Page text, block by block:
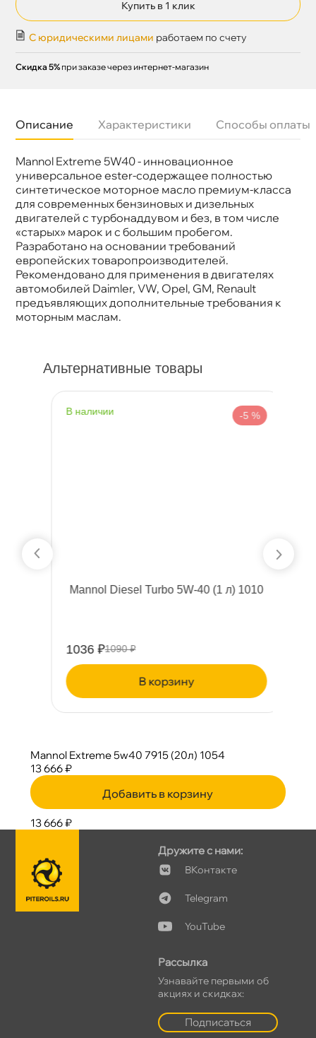
Купить в 1 клик
С юридическими лицами работаем по счету
Скидка 5% при заказе через интернет-магазин
Описание Характеристики Способы оплаты
Mannol Extreme 5W40 - инновационное
универсальное ester-содержащее полностью
синтетическое моторное масло премиум-класса
для современных бензиновых и дизельных
двигателей с турбонаддувом и без, в том числе
«старых» марок и с большим пробегом.
Разработано на основании требований
европейских товаропроизводителей.
Рекомендовано для применения в двигателях
автомобилей Daimler, VW, Opel, GM, Renault
предъявляющих дополнительные требования к
моторным маслам.
язкость
5W-40
Mannol
Тип масла
Синтетика
Объем
20л
Артикул
1054
Применение
Двигатель
Альтернативные товары
наличии -5 %
Mannol Diesel Turbo 5W-40 (1 л) 1010
1036 ₽ 1090 ₽
корзину
Mannol Extreme 5w40 7915 (20л) 1054
13 666 ₽
Добавить в корзину
13 666 ₽
Дружите с нами:
Контакте
Telegram
YouTube
Рассылка
Узнавайте первыми о
акциях и скидках:
Подписаться